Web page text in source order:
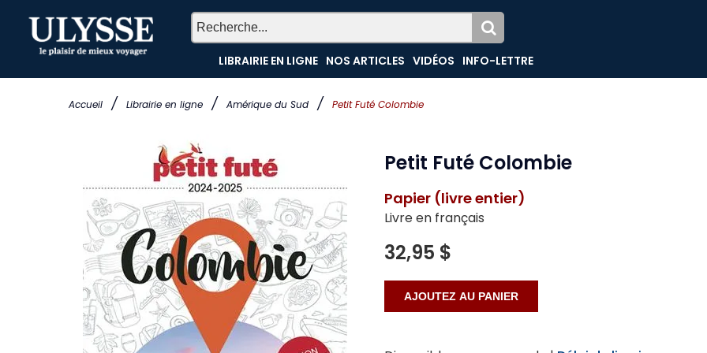
Accueil / Librairie en ligne / Amérique du Sud / Petit Futé Colombie
LIBRAIRIE EN LIGNE NOS ARTICLES VIDÉOS INFO-LETTRE
Petit Futé Colombie
Papier (livre entier)
Livre en français
32,95 $